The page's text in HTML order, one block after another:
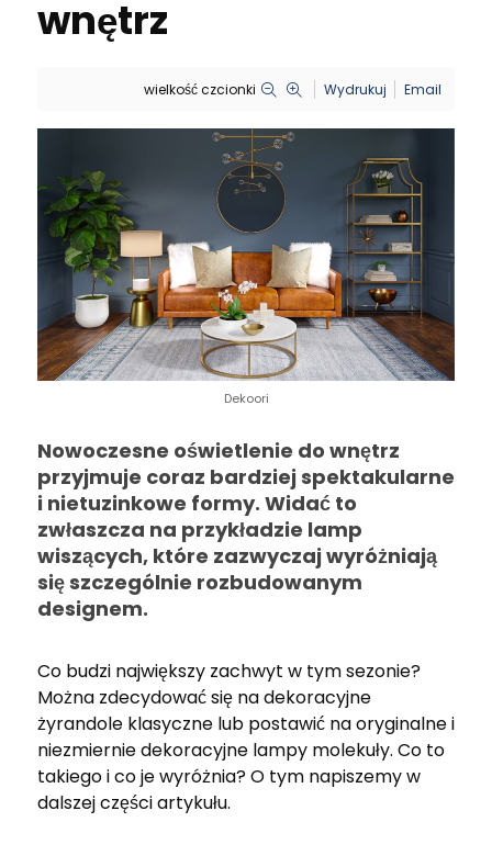
wnętrz
wielkość czcionki Wydrukuj Email
Dekoori
Nowoczesne oświetlenie do wnętrz
przyjmuje coraz bardziej spektakularne
i nietuzinkowe formy. Widać to
zwłaszcza na przykładzie lamp
wiszących, które zazwyczaj wyróżniają
się szczególnie rozbudowanym
designem.
Co budzi największy zachwyt w tym sezonie?
Można zdecydować się na dekoracyjne
żyrandole klasyczne lub postawić na oryginalne i
niezmiernie dekoracyjne lampy molekuły. Co to
takiego i co je wyróżnia? O tym napiszemy w
dalszej części artykułu.